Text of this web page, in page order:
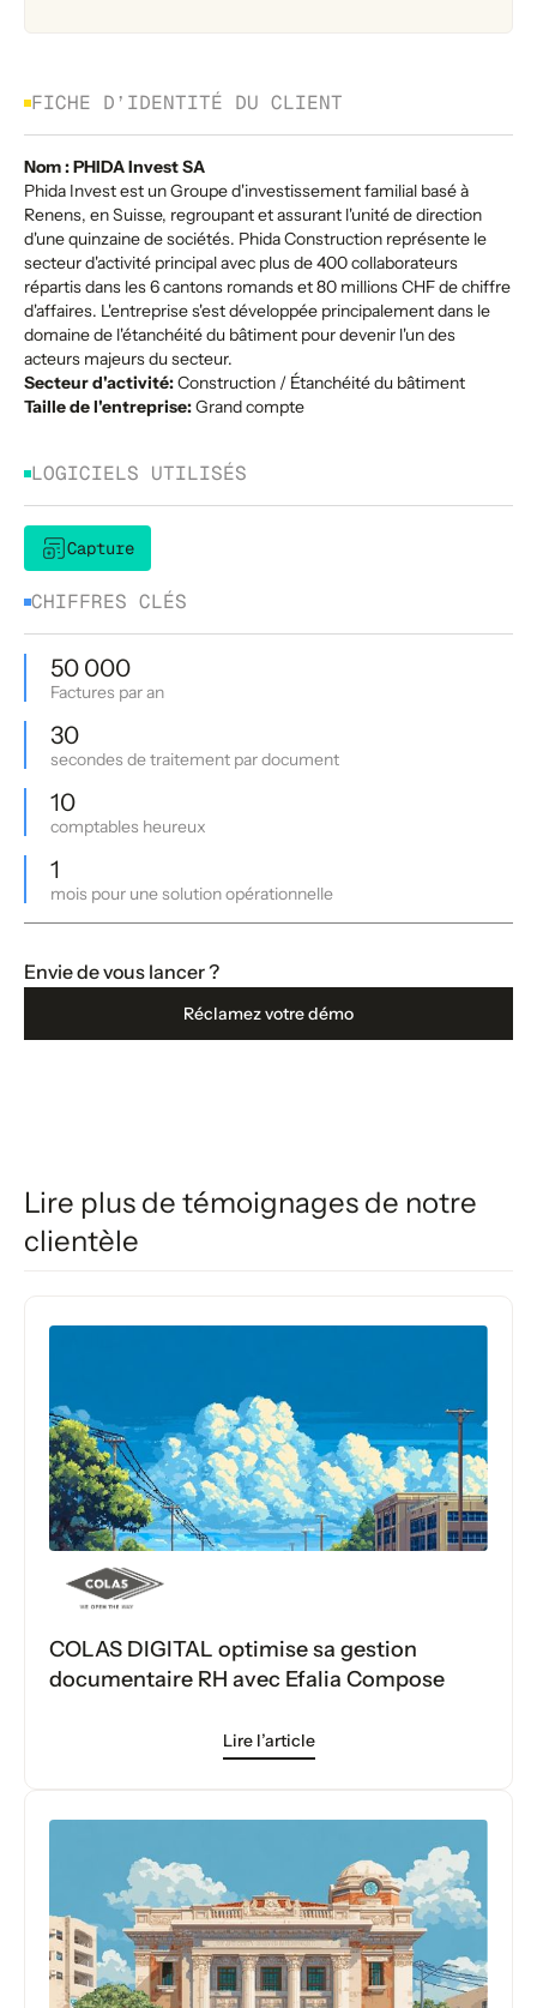
FICHE D’IDENTITÉ DU CLIENT
Nom : PHIDA Invest SA
Phida Invest est un Groupe d'investissement familial basé à
Renens, en Suisse, regroupant et assurant l'unité de direction
d'une quinzaine de sociétés. Phida Construction représente le
secteur d'activité principal avec plus de 400 collaborateurs
répartis dans les 6 cantons romands et 80 millions CHF de chiffre
d'affaires. L'entreprise s'est développée principalement dans le
domaine de l'étanchéité du bâtiment pour devenir l'un des
acteurs majeurs du secteur.
Secteur d'activité:Construction / Étanchéité du bâtiment
Taille de l'entreprise:Grand compte
LOGICIELS UTILISÉS
Capture
CHIFFRES CLÉS
50 000
Factures par an
30
secondes de traitement par document
10
comptables heureux
1
mois pour une solution opérationnelle
Envie de vous lancer ?
Réclamez votre démo
Lire plus de témoignages de notre
clientèle
COLAS DIGITAL optimise sa gestion
documentaire RH avec Efalia Compose
Lire l’article